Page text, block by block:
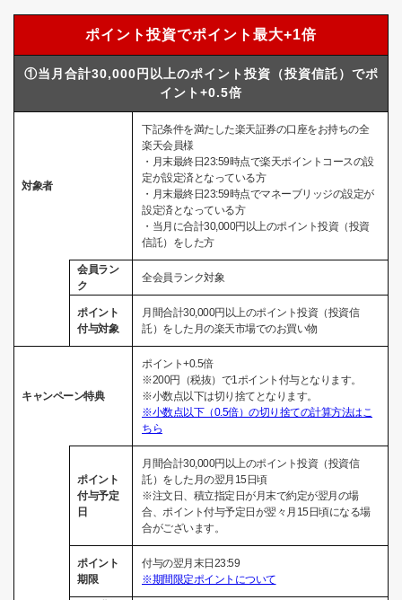
ポイント投資でポイント最大+1倍
①当月合計30,000円以上のポイント投資（投資信託）でポ
イント+0.5倍
対象者
下記条件を満たした楽天証券の口座をお持ちの全
楽天会員様
・月末最終日23:59時点で楽天ポイントコースの設
定が設定済となっている方
・月末最終日23:59時点でマネーブリッジの設定が
設定済となっている方
・当月に合計30,000円以上のポイント投資（投資
信託）をした方
会員ラン
ク
全会員ランク対象
ポイント
付与対象
月間合計30,000円以上のポイント投資（投資信
託）をした月の楽天市場でのお買い物
キャンペーン特典
ポイント+0.5倍
※200円（税抜）で1ポイント付与となります。
※小数点以下は切り捨てとなります。
※小数点以下（0.5倍）の切り捨ての計算方法はこ
ちら
ポイント
付与予定
日
月間合計30,000円以上のポイント投資（投資信
託）をした月の翌月15日頃
※注文日、積立指定日が月末で約定が翌月の場
合、ポイント付与予定日が翌々月15日頃になる場
合がございます。
ポイント
期限
付与の翌月末日23:59
※期間限定ポイントについて